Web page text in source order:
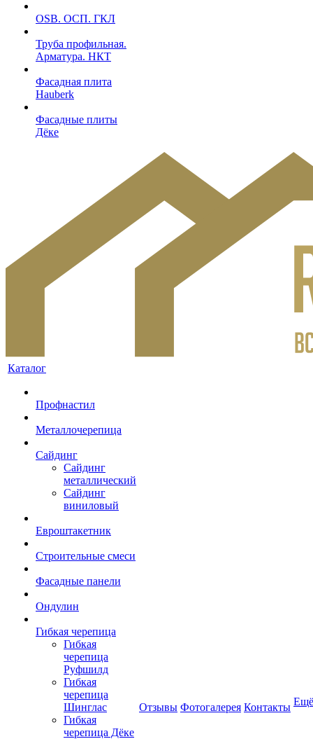
OSB. ОСП. ГКЛ
Труба профильная.
Арматура. НКТ
Фасадная плита
Hauberk
Фасадные плиты
Дёке
Каталог
Профнастил
Металлочерепица
Сайдинг
Сайдинг
металлический
Сайдинг
виниловый
Евроштакетник
Строительные смеси
Фасадные панели
Ондулин
Гибкая черепица
Гибкая
черепица
Руфшилд
Гибкая
черепица
Шинглас
Гибкая
черепица Дёке
Отзывы Фотогалерея Контакты Ещё